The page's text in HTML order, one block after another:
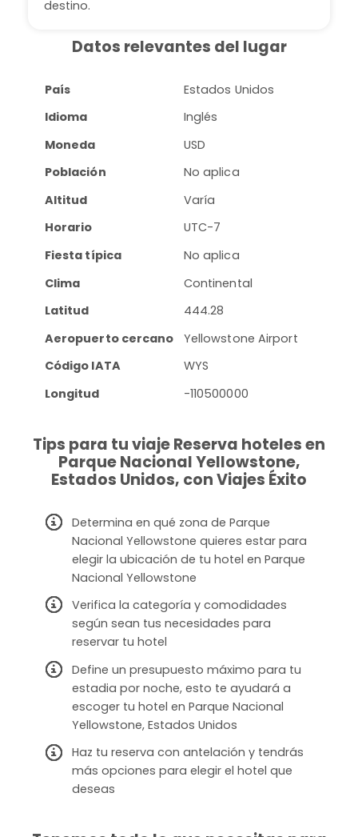
destino.
Datos relevantes del lugar
País
Estados Unidos
Idioma
Inglés
Moneda
USD
Población
No aplica
Altitud
Varía
Horario
UTC-7
Fiesta típica
No aplica
Clima
Continental
Latitud
444.28
Aeropuerto cercano
Yellowstone Airport
Código IATA
WYS
Longitud
-110500000
Tips para tu viaje Reserva hoteles en
Parque Nacional Yellowstone,
Estados Unidos, con Viajes Éxito
Determina en qué zona de Parque
Nacional Yellowstone quieres estar para
elegir la ubicación de tu hotel en Parque
Nacional Yellowstone
Verifica la categoría y comodidades
según sean tus necesidades para
reservar tu hotel
Define un presupuesto máximo para tu
estadia por noche, esto te ayudará a
escoger tu hotel en Parque Nacional
Yellowstone, Estados Unidos
Haz tu reserva con antelación y tendrás
más opciones para elegir el hotel que
deseas